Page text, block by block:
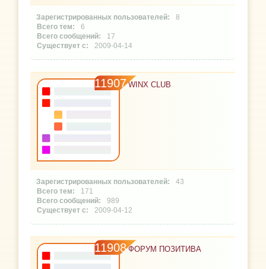
8
6
17
2009-04-14
11907 WINX CLUB
43
171
989
2009-04-12
11908 ФОРУМ ПОЗИТИВА